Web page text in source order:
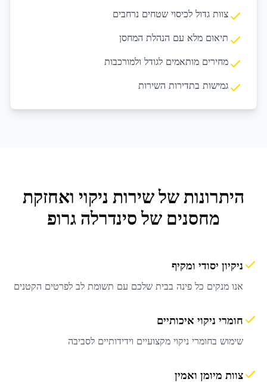
צוות גדול לכיסוי שטחים נרחבים
תיאום מלא עם הנהלת המחסן
מחירים מותאמים לגודל ולמורכבות
גמישות בתדירות השירות
היתרונות של שירות ניקוי ואחזקת
מחסנים של סינדרלה גרופ
ניקיון יסודי ומקיף
אנו מנקים כל פינה בבית שלכם עם תשומת לב לפרטים הקטנים
חומרי ניקוי איכותיים
שימוש בחומרי ניקוי מקצועיים וידידותיים לסביבה
צוות מיומן ואמין